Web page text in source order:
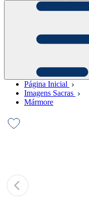
Página Inicial
Imagens Sacras
Mármore